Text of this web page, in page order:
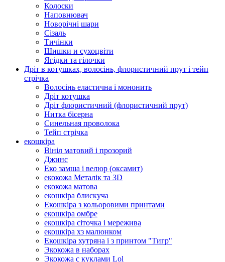
Колоски
Наповнювач
Новорічні шари
Сізаль
Тичінки
Шишки и сухоцвіти
Ягідки та гілочки
Дріт в котушках, волосінь, флористичний прут і тейп
стрічка
Волосінь еластична і мононить
Дріт котушка
Дріт флористичний (флористичний прут)
Нитка бісерна
Синельная проволока
Тейп стрічка
екошкіра
Вініл матовий і прозорий
Джинс
Еко замша і велюр (оксамит)
екокожа Металік та 3D
екокожа матова
екошкіра блискуча
Екошкіра з кольоровими принтами
екошкіра омбре
екошкіра сіточка і мережива
екошкіра хз малюнком
Екошкіра хутряна і з принтом "Тигр"
Экокожа в наборах
Экокожа с куклами Lol